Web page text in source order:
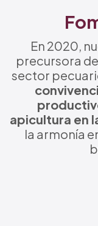
En 2020,
precursora
sector
apicultura en
la armonía